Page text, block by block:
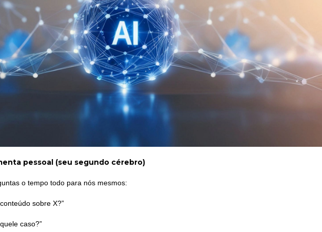
pessoal (seu segundo cérebro)
o tempo todo para nós mesmos:
sobre X?”
caso?”